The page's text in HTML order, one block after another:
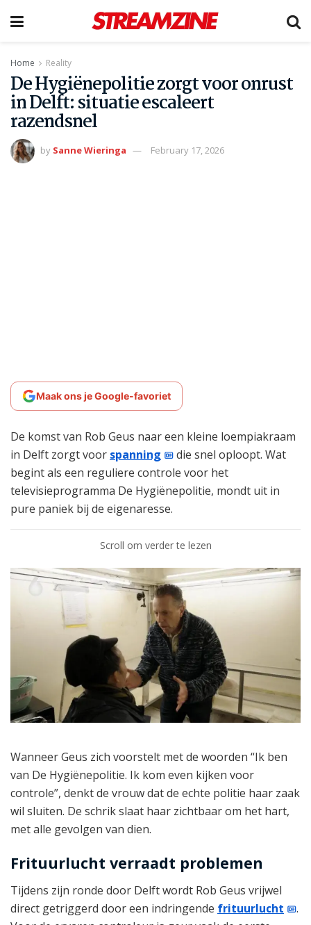
Home Reality
De Hygiënepolitie zorgt voor onrust
in Delft: situatie escaleert
razendsnel
by Sanne Wieringa February 17, 2026
Maak ons je Google-favoriet
De komst van Rob Geus naar een kleine loempiakraam
in Delft zorgt voor spanning
die snel oploopt. Wat
begint als een reguliere controle voor het
televisieprogramma De Hygiënepolitie, mondt uit in
pure paniek bij de eigenaresse.
Scroll om verder te lezen
Wanneer Geus zich voorstelt met de woorden “Ik ben
van De Hygiënepolitie. Ik kom even kijken voor
controle”, denkt de vrouw dat de echte politie haar zaak
wil sluiten. De schrik slaat haar zichtbaar om het hart,
met alle gevolgen van dien.
Frituurlucht verraadt problemen
Tijdens zijn ronde door Delft wordt Rob Geus vrijwel
direct getriggerd door een indringende frituurlucht
.